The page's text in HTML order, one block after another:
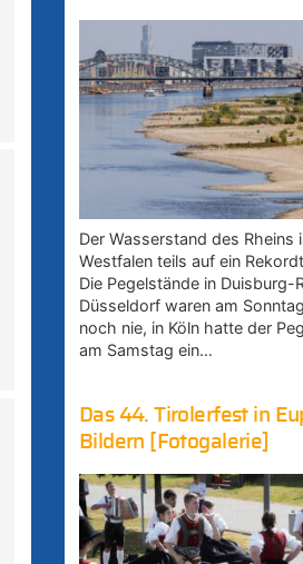
Der Wasserstand des Rheins
Westfalen teils auf ein
Die Pegelstände in Duisburg-
Düsseldorf waren am
noch nie, in Köln hatte der
am Samstag ein…
Das 44. Tirolerfest in
Bildern [Fotogalerie]